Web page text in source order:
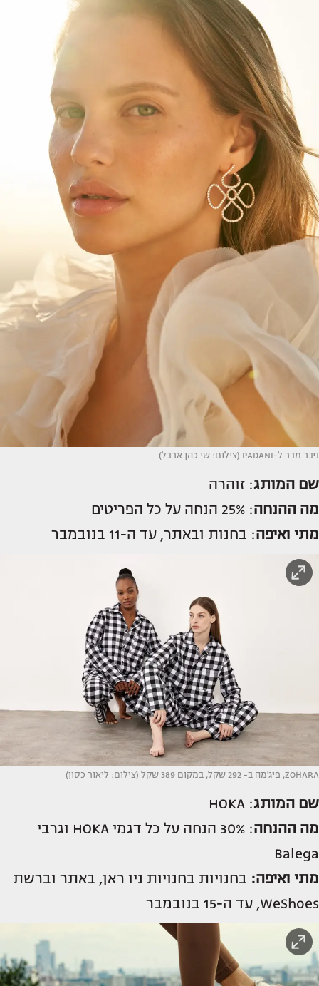
ניבר מדר ל-PADANI (צילום: שי כהן ארבל)
שם המותג: זוהרה
מה ההנחה: 25% הנחה על כל הפריטים
מתי ואיפה: בחנות ובאתר, עד ה-11 בנובמבר
ZOHARA, פיג'מה ב- 292 שקל, במקום 389 שקל (צילום: ליאור כסון)
שם המותג: HOKA
מה ההנחה
: 30% הנחה על כל דגמי HOKA וגרבי
Balega
מתי ואיפה: בחנויות בחנויות ניו ראן, באתר וברשת
WeShoes, עד ה-15 בנובמבר